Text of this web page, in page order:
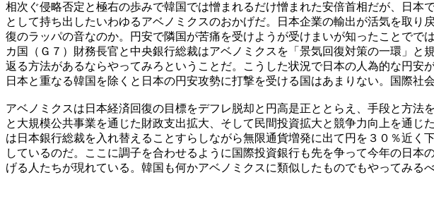
相次ぐ侵略否定と極右の歩みで韓国では憎まれるだけ憎まれた安倍首相だが、日
として持ち出したいわゆるアベノミクスのおかげだ。日本企業の輸出が活気を取
復のラッパの音なのか。円安で隣国が苦痛を受けようが受けまいが知ったことで
カ国（Ｇ７）財務長官と中央銀行総裁はアベノミクスを「景気回復対策の一環」
返る方法があるならやってみろということだ。こうした状況で日本の人為的な円
日本と重なる韓国を除くと日本の円安攻勢に打撃を受ける国はあまりない。国際社
アベノミクスは日本経済回復の目標をデフレ脱却と円高是正ととらえ、手段と方
と大規模公共事業を通じた財政支出拡大、そして民間投資拡大と競争力向上を通
は日本銀行総裁を入れ替えることすらしながら無限通貨増発に出て円を３０％近
しているのだ。ここに調子を合わせるように国際投資銀行も先を争って今年の日
げる人たちが現れている。韓国も何かアベノミクスに類似したものでもやってみる